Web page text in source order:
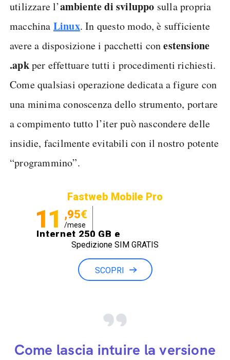
utilizzare l’ambiente di sviluppo sulla propria
macchina Linux. In questo modo, è sufficiente
avere a disposizione i pacchetti conestensione
.apkper effettuare tutti i procedimenti richiesti.
Come qualsiasi operazione dedicata a figure con
una minima conoscenza dello strumento, portare
a compimento tutto l’iter può nascondere delle
insidie, facilmente evitabili con il nostro potente
“programmino”.
Fastweb Mobile Pro
11 ,95€
/mese
Internet 250 GB e
Minuti illimitati
Spedizione SIM GRATIS
SCOPRI
Come lascia intuire la versione